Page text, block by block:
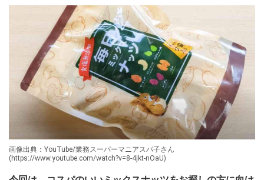
画像出典：YouTube/業務スーパーマニアスパ子さん
(https://www.youtube.com/watch?v=8-4jkt-nOaU)